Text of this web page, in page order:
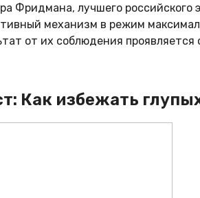
Фридмана, лучшего
механизм в режим
от их соблюдения проявляется
Как избежать